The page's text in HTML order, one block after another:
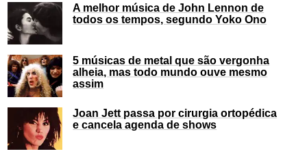
A melhor música de John Lennon de
todos os tempos, segundo Yoko Ono
5 músicas de metal que são vergonha
alheia, mas todo mundo ouve mesmo
assim
Joan Jett passa por cirurgia ortopédica
e cancela agenda de shows